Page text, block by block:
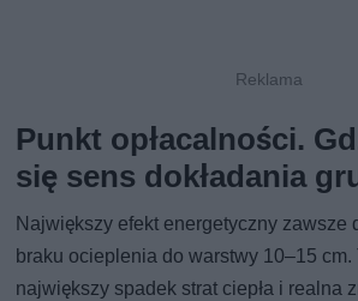
Punkt opłacalności.
się sens dokładania
Największy efekt energetyczny zawsze
braku ocieplenia do warstwy 10–15 cm.
największy spadek strat ciepła i realna